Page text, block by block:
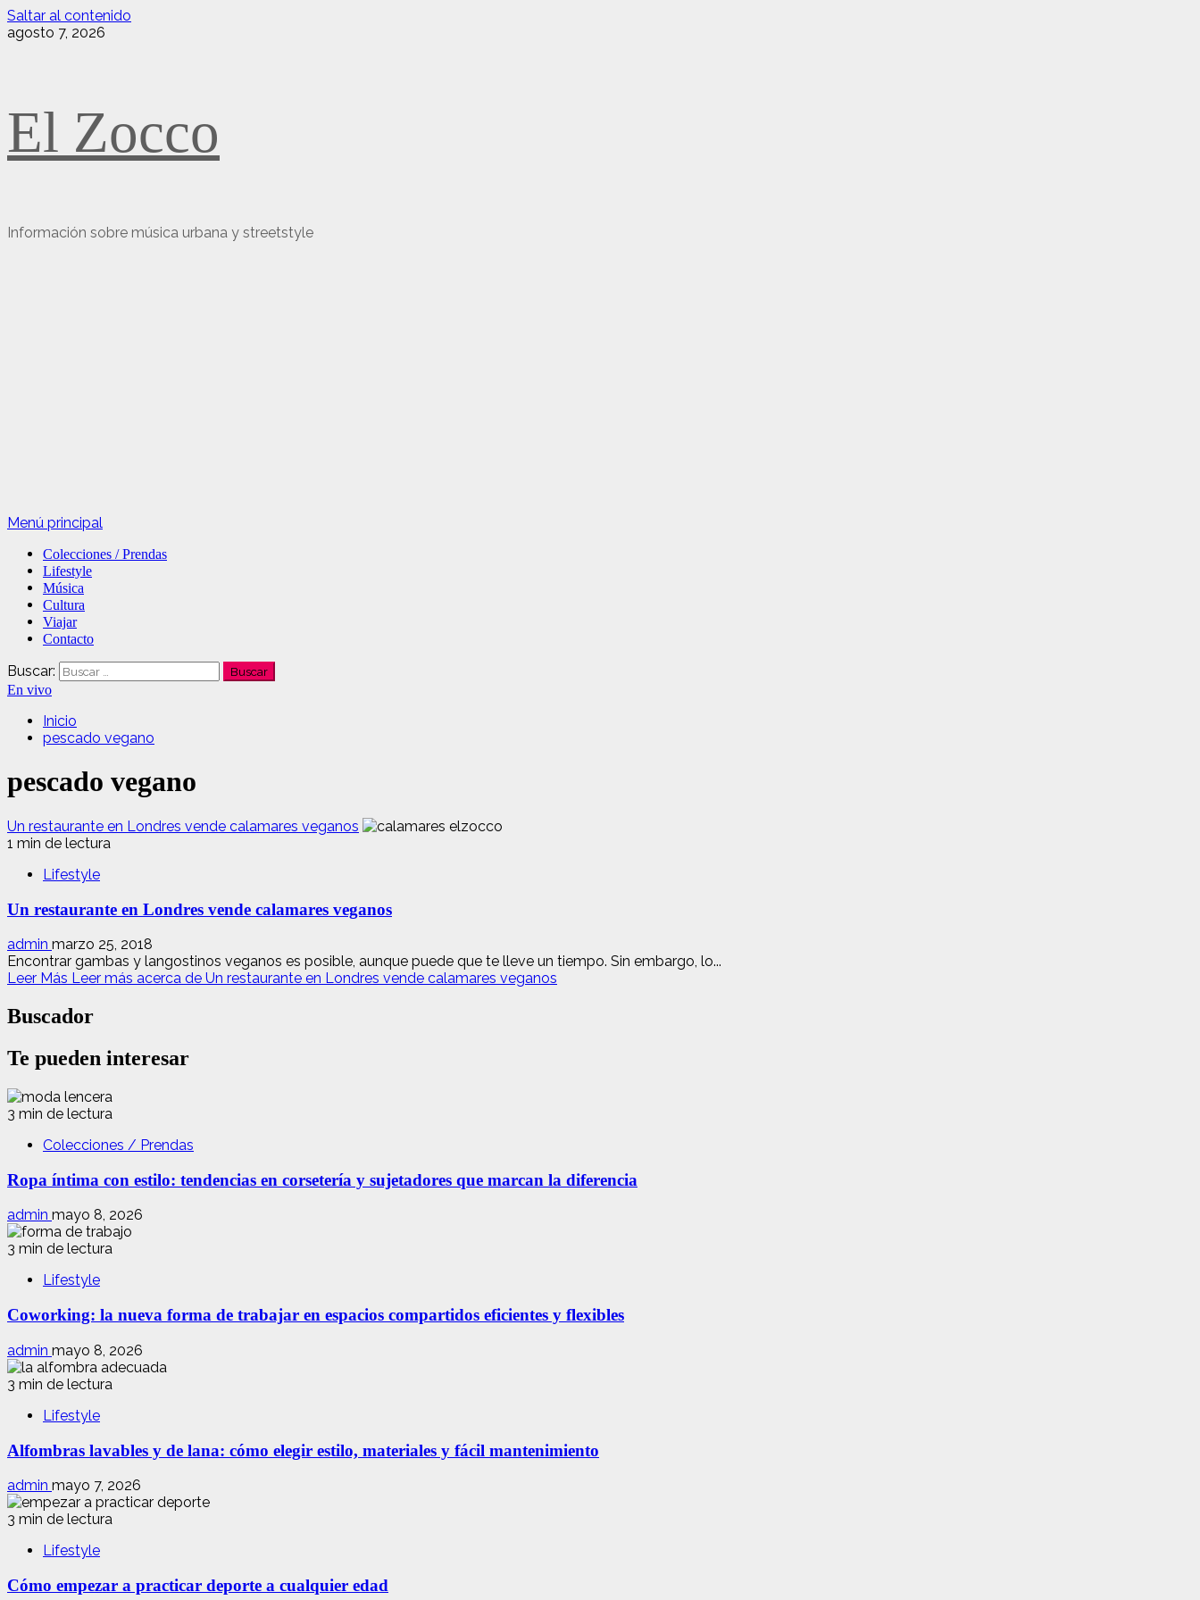
Saltar al contenido
agosto 7, 2026
El Zocco
Información sobre música urbana y streetstyle
Menú principal
Colecciones / Prendas
Lifestyle
Música
Cultura
Viajar
Contacto
Buscar:
En vivo
Inicio
pescado vegano
pescado vegano
Un restaurante en Londres vende calamares veganos
1 min de lectura
Lifestyle
Un restaurante en Londres vende calamares veganos
admin marzo 25, 2018
Encontrar gambas y langostinos veganos es posible, aunque puede que te lleve un tiempo. Sin embargo, lo...
Leer Más Leer más acerca de Un restaurante en Londres vende calamares veganos
Buscador
Te pueden interesar
3 min de lectura
Colecciones / Prendas
Ropa íntima con estilo: tendencias en corsetería y sujetadores que marcan la diferencia
admin mayo 8, 2026
3 min de lectura
Lifestyle
Coworking: la nueva forma de trabajar en espacios compartidos eficientes y flexibles
admin mayo 8, 2026
3 min de lectura
Lifestyle
Alfombras lavables y de lana: cómo elegir estilo, materiales y fácil mantenimiento
admin mayo 7, 2026
3 min de lectura
Lifestyle
Cómo empezar a practicar deporte a cualquier edad